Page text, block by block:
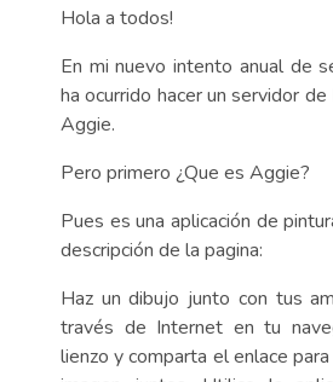
Hola a todos!
En mi nuevo intento anual de
ha ocurrido hacer un servidor
Aggie.
Pero primero ¿Que es Aggie?
Pues es una aplicación de
descripción de la pagina:
Haz un dibujo junto con tus
través de Internet en tu
lienzo y comparta el enlace